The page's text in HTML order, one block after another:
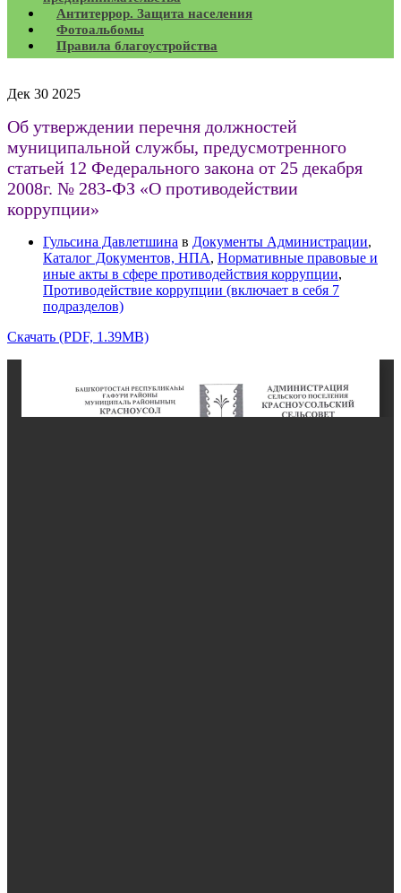
Антитеррор. Защита населения
Фотоальбомы
Правила благоустройства
Дек 30 2025
Об утверждении перечня должностей
муниципальной службы, предусмотренного
статьей 12 Федерального закона от 25 декабря
2008г. № 283-ФЗ «О противодействии
коррупции»
Гульсина Давлетшина в Документы Администрации,
Каталог Документов, НПА, Нормативные правовые и
иные акты в сфере противодействия коррупции,
Противодействие коррупции (включает в себя 7
подразделов)
Скачать (PDF, 1.39MB)